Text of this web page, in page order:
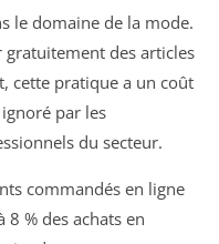
le domaine de la mode.
gratuitement des articles
cette pratique a un coût
par les
du secteur.
commandés en ligne
% des achats en